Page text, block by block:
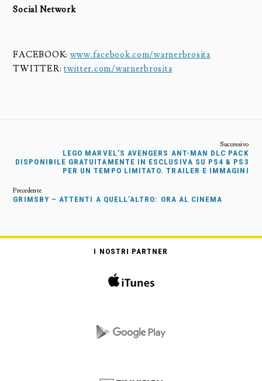
Social Network
FACEBOOK:www.facebook.com/warnerbrosita
TWITTER:twitter.com/warnerbrosita
LEGO MARVEL’S AVENGERS ANT-MAN DLC PACK
DISPONIBILE GRATUITAMENTE IN ESCLUSIVA SU PS4 & PS3
PER UN TEMPO LIMITATO. TRAILER E IMMAGINI
GRIMSBY – ATTENTI A QUELL’ALTRO: ORA AL CINEMA
I NOSTRI PARTNER